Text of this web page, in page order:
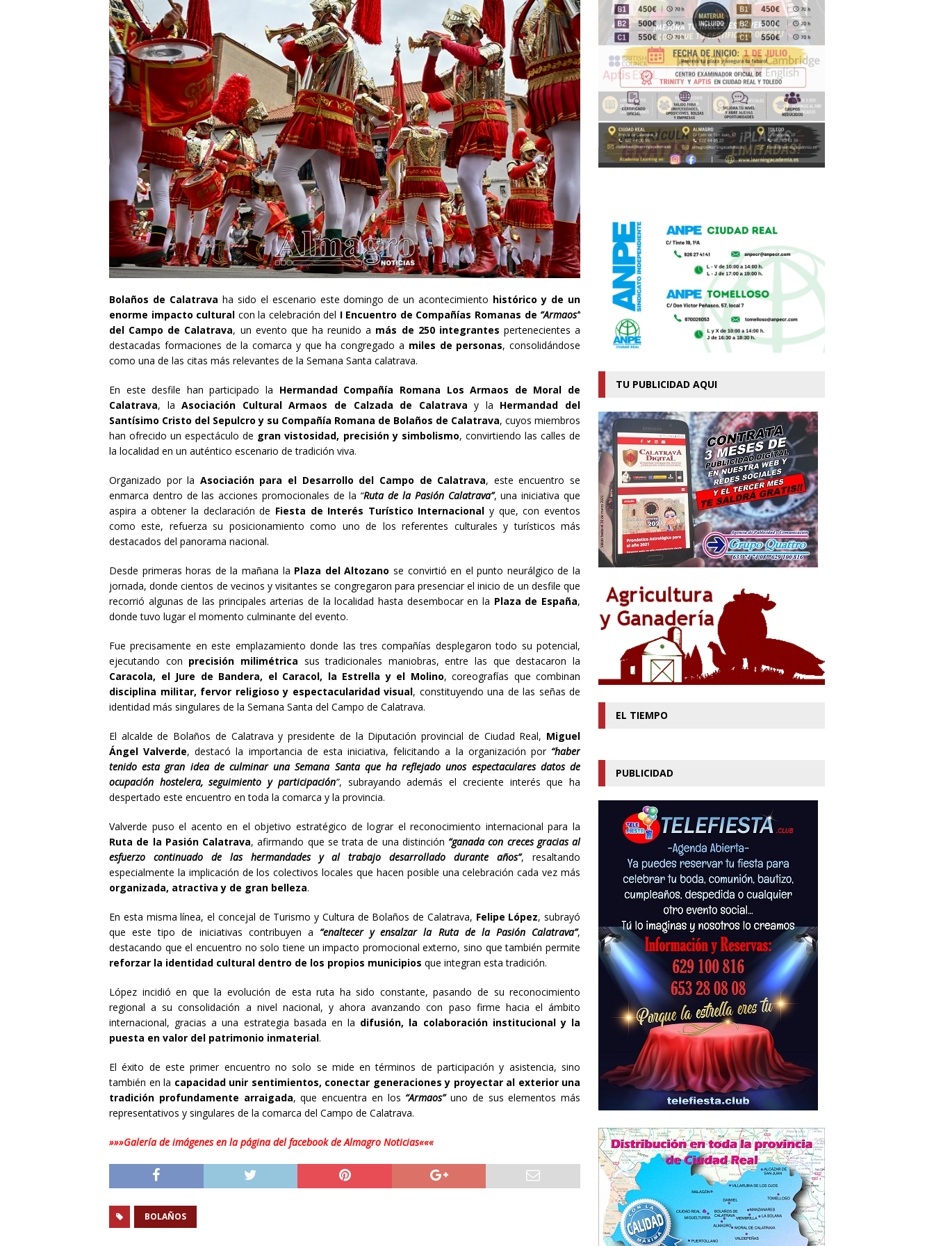
Bolaños de Calatrava ha sido el escenario este domingo de un acontecimiento histórico y de un
enorme impacto cultural con la celebración del I Encuentro de Compañías Romanas de “Armaos”
del Campo de Calatrava, un evento que ha reunido a más de 250 integrantes pertenecientes a
destacadas formaciones de la comarca y que ha congregado a miles de personas, consolidándose
como una de las citas más relevantes de la Semana Santa calatrava.
En este desfile han participado la Hermandad Compañía Romana Los Armaos de Moral de
Calatrava, laAsociación Cultural Armaos de Calzada de Calatrava y la Hermandad del
Santísimo Cristo del Sepulcro y su Compañía Romana de Bolaños de Calatrava, cuyos miembros
han ofrecido un espectáculo de gran vistosidad, precisión y simbolismo, convirtiendo las calles de
la localidad en un auténtico escenario de tradición viva.
Organizado por la Asociación para el Desarrollo del Campo de Calatrava, este encuentro se
enmarca dentro de las acciones promocionales de la “Ruta de la Pasión Calatrava”, una iniciativa que
aspira a obtener la declaración de Fiesta de Interés Turístico Internacional y que, con eventos
como este, refuerza su posicionamiento como uno de los referentes culturales y turísticos más
destacados del panorama nacional.
Desde primeras horas de la mañana la Plaza del Altozano se convirtió en el punto neurálgico de la
jornada, donde cientos de vecinos y visitantes se congregaron para presenciar el inicio de un desfile que
recorrió algunas de las principales arterias de la localidad hasta desembocar en la Plaza de España,
donde tuvo lugar el momento culminante del evento.
Fue precisamente en este emplazamiento donde las tres compañías desplegaron todo su potencial,
ejecutando con precisión milimétrica sus tradicionales maniobras, entre las que destacaron la
Caracola, el Jure de Bandera, el Caracol, la Estrella y el Molino, coreografías que combinan
disciplina militar, fervor religioso y espectacularidad visual, constituyendo una de las señas de
identidad más singulares de la Semana Santa del Campo de Calatrava.
El alcalde de Bolaños de Calatrava y presidente de la Diputación provincial de Ciudad Real, Miguel
Ángel Valverde, destacó la importancia de esta iniciativa, felicitando a la organización por “haber
tenido esta gran idea de culminar una Semana Santa que ha reflejado unos espectaculares datos de
ocupación hostelera, seguimiento y participación”, subrayando además el creciente interés que ha
despertado este encuentro en toda la comarca y la provincia.
Valverde puso el acento en el objetivo estratégico de lograr el reconocimiento internacional para la
Ruta de la Pasión Calatrava, afirmando que se trata de una distinción “ganada con creces gracias al
esfuerzo continuado de las hermandades y al trabajo desarrollado durante años”, resaltando
especialmente la implicación de los colectivos locales que hacen posible una celebración cada vez más
organizada, atractiva y de gran belleza.
En esta misma línea, el concejal de Turismo y Cultura de Bolaños de Calatrava, Felipe López, subrayó
que este tipo de iniciativas contribuyen a “enaltecer y ensalzar la Ruta de la Pasión Calatrava”,
destacando que el encuentro no solo tiene un impacto promocional externo, sino que también permite
reforzar la identidad cultural dentro de los propios municipios que integran esta tradición.
López incidió en que la evolución de esta ruta ha sido constante, pasando de su reconocimiento
regional a su consolidación a nivel nacional, y ahora avanzando con paso firme hacia el ámbito
internacional, gracias a una estrategia basada en la difusión, la colaboración institucional y la
puesta en valor del patrimonio inmaterial.
El éxito de este primer encuentro no solo se mide en términos de participación y asistencia, sino
también en la capacidad unir sentimientos, conectar generaciones y proyectar al exterior una
tradición profundamente arraigada, que encuentra en los “Armaos” uno de sus elementos más
representativos y singulares de la comarca del Campo de Calatrava.
»»»Galería de imágenes en la página del facebook de Almagro Noticias«««
BOLAÑOS
TU PUBLICIDAD AQUI
EL TIEMPO
PUBLICIDAD